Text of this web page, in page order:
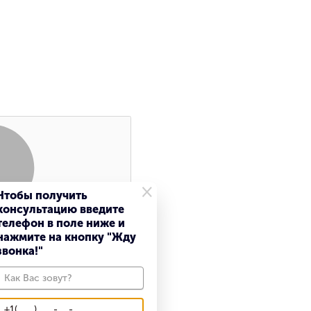
Поиск
×
получить
введите
в поле ниже и
на кнопку "Жду